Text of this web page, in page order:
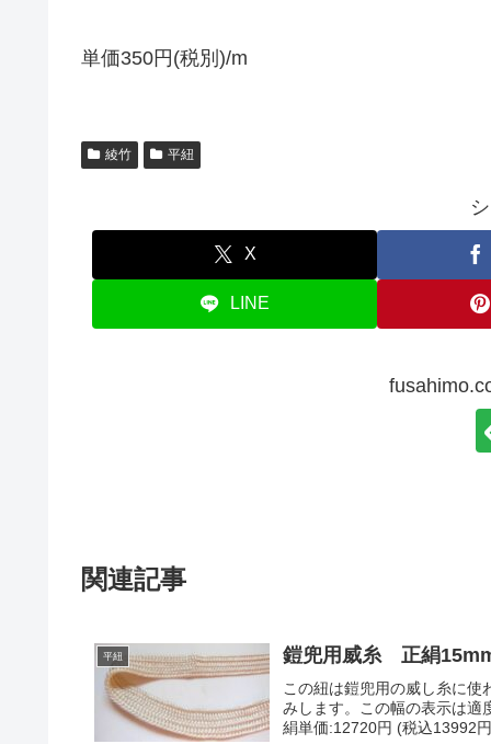
単価350円(税別)/m
綾竹 平紐
X
LINE
関連記事
平紐 鎧兜用威糸 正絹
この紐は鎧兜用の威し糸に
みします。この幅の表示は適
絹単価:12720円 (税込13992